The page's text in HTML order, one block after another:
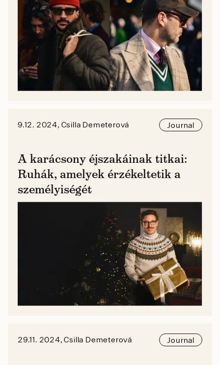
9.12. 2024, Csilla Demeterová Journal
A karácsony éjszakáinak titkai:
Ruhák, amelyek érzékeltetik a
személyiségét
29.11. 2024, Csilla Demeterová Journal